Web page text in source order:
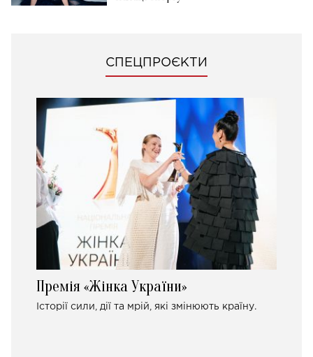
СПЕЦПРОЄКТИ
Премія «Жінка України»
Історії сили, дії та мрій, які змінюють країну.